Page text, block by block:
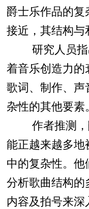
爵士乐作品的
接近，其结构与
研究人员指
着音乐创造力
歌词、制作、声
杂性的其他要素。
作者推测，
能正越来越多地
中的复杂性。
分析歌曲结构
内容及拍号来深